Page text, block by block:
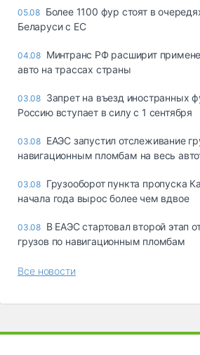
05.08 Более 1100 фур стоят в
Беларуси с ЕС
04.08 Минтранс РФ расширит
авто на трассах страны
03.08 Запрет на въезд иностранных
Россию вступает в силу с 1 сентября
03.08 ЕАЭС запустил отслеживание
навигационным пломбам на весь
03.08 Грузооборот пункта пропуска
начала года вырос более чем вдвое
03.08 В ЕАЭС стартовал второй этап
грузов по навигационным пломбам
Все новости